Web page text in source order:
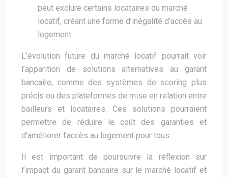
peut exclure certains locataires du marché
locatif, créant une forme d’inégalité d’accès au
logement.
L’évolution future du marché locatif pourrait voir
l’apparition de solutions alternatives au garant
bancaire, comme des systèmes de scoring plus
précis ou des plateformes de mise en relation entre
bailleurs et locataires. Ces solutions pourraient
permettre de réduire le coût des garanties et
d’améliorer l’accès au logement pour tous.
Il est important de poursuivre la réflexion sur
l’impact du garant bancaire sur le marché locatif et